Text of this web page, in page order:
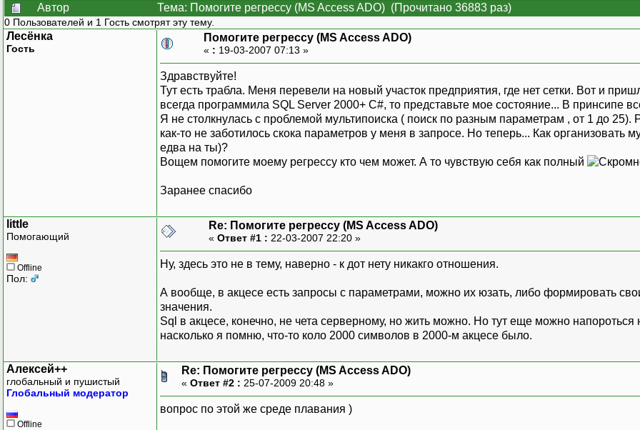
Автор
Тема: Помогите регрессу (MS Access ADO) (Прочитано 36883 раз)
0 Пользователей и 1 Гость смотрят эту тему.
Лесёнка
Гость
Помогите регрессу (MS Access ADO)
« : 19-03-2007 07:13 »
Здравствуйте!
Тут есть трабла. Меня перевели на новый участок предприятия, где нет сетки. Вот и
всегда программила SQL Server 2000+ C#, то представьте мое состояние... В принсипе
Я не столкнулась с проблемой мультипоиска ( поиск по разным параметрам , от 1 до
как-то не заботилось скока параметров у меня в запросе. Но теперь... Как организовать
едва на ты)?
Вощем помогите моему регрессу кто чем может. А то чувствую себя как полный
Заранее спасибо
little
Помогающий
Offline
Пол:
Re: Помогите регрессу (MS Access ADO)
« Ответ #1 : 22-03-2007 22:20 »
Ну, здесь это не в тему, наверно - к дот нету никакго отношения.
А вообще, в акцесе есть запросы с параметрами, можно их юзать, либо формировать
значения.
Sql в акцесе, конечно, не чета серверному, но жить можно. Но тут еще можно
насколько я помню, что-то коло 2000 символов в 2000-м акцесе было.
Алексей++
глобальный и пушистый
Глобальный модератор
Offline
Re: Помогите регрессу (MS Access ADO)
« Ответ #2 : 25-07-2009 20:48 »
вопрос по этой же среде плавания )